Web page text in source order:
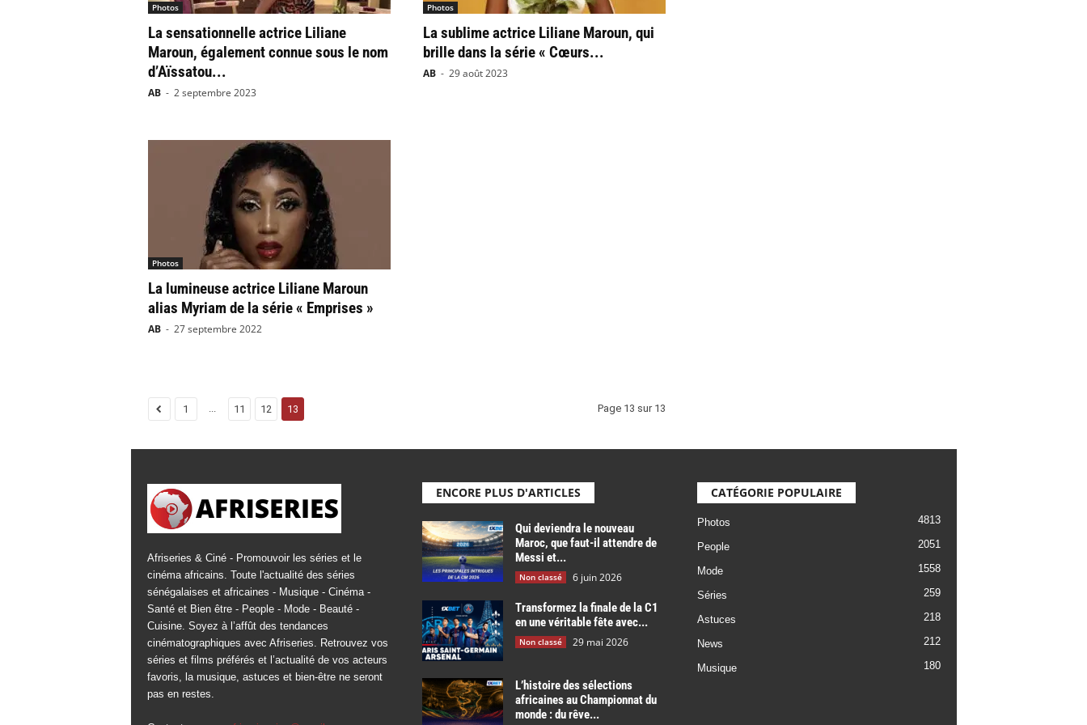
Photos
La sensationnelle actrice Liliane
Maroun, également connue sous le nom
d’Aïssatou...
AB - 2 septembre 2023
Photos
La sublime actrice Liliane Maroun, qui
brille dans la série « Cœurs...
AB - 29 août 2023
Photos
La lumineuse actrice Liliane Maroun
alias Myriam de la série « Emprises »
AB - 27 septembre 2022
1 ... 11 12 13 Page 13 sur 13
Afriseries & Ciné - Promouvoir les séries et le
cinéma africains. Toute l'actualité des séries
sénégalaises et africaines - Musique - Cinéma -
Santé et Bien être - People - Mode - Beauté -
Cuisine. Soyez à l’affût des tendances
cinématographiques avec Afriseries. Retrouvez vos
séries et films préférés et l’actualité de vos acteurs
favoris, la musique, astuces et bien-être ne seront
pas en restes.
ENCORE PLUS D'ARTICLES
Qui deviendra le nouveau
Maroc, que faut-il attendre de
Messi et...
Non classé 6 juin 2026
Transformez la finale de la C1
en une véritable fête avec...
Non classé 29 mai 2026
L’histoire des sélections
africaines au Championnat du
monde : du rêve...
CATÉGORIE POPULAIRE
Photos 4813
People 2051
Mode 1558
Séries 259
Astuces 218
News 212
Musique 180